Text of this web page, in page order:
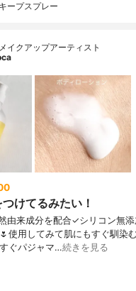
ープスプレー
イクアップアーティスト
けてるみたい！
由来成分を配合✓シリコン無
使用してみて肌にもすぐ馴染
ぐパジャマ…続きを見る